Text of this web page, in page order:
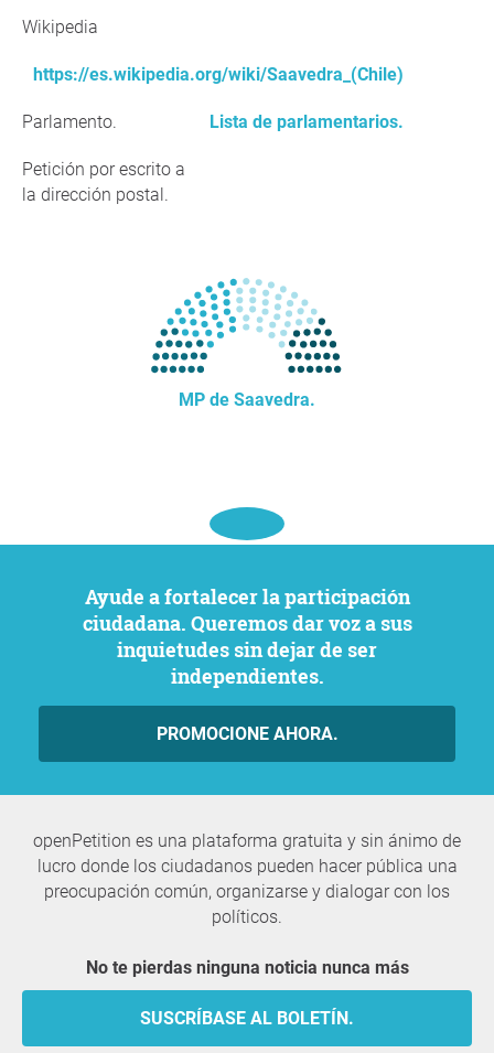
Wikipedia
https://es.wikipedia.org/wiki/Saavedra_(Chile)
Parlamento. Lista de parlamentarios.
Petición por escrito a
la dirección postal.
MP de Saavedra.
Ayude a fortalecer la participación
ciudadana. Queremos dar voz a sus
inquietudes sin dejar de ser
independientes.
PROMOCIONE AHORA.
openPetition es una plataforma gratuita y sin ánimo de
lucro donde los ciudadanos pueden hacer pública una
preocupación común, organizarse y dialogar con los
políticos.
No te pierdas ninguna noticia nunca más
SUSCRÍBASE AL BOLETÍN.